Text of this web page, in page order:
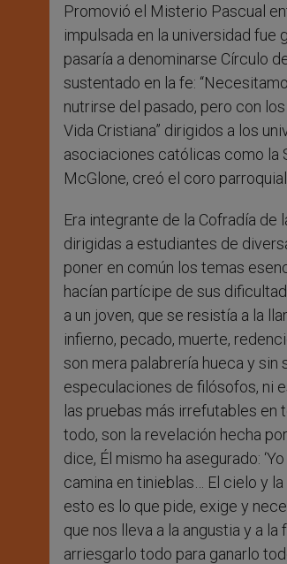
Promovió el Misterio Pascual
impulsada en la universidad fue
pasaría a denominarse Círculo
sustentado en la fe:
nutrirse del pasado, pero con
Vida Cristiana” dirigidos a los
asociaciones católicas como la
McGlone, creó el coro parroquial
Era integrante de la Cofradía
dirigidas a estudiantes de
poner en común los temas
hacían partícipe de sus
a un joven, que se resistía a la
infierno, pecado, muerte,
son mera palabrería hueca y
especulaciones de filósofos, ni
las pruebas más irrefutables
todo, son la revelación hecha
dice, Él mismo ha asegurado:
camina en tinieblas… El cielo y
esto es lo que pide, exige y
que nos lleva a la angustia y a
arriesgarlo todo para ganarlo